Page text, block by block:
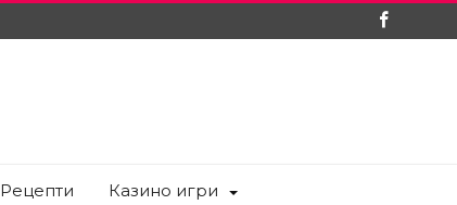
Рецепти Казино игри